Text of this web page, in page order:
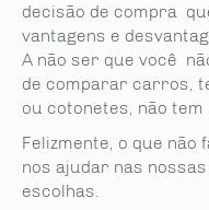
decisão de compra
vantagens e
A não ser que você
de comparar carros,
ou cotonetes, não
Felizmente, o que
nos ajudar nas
escolhas.